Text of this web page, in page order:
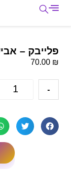
פלייבק –
70.00 ₪
-